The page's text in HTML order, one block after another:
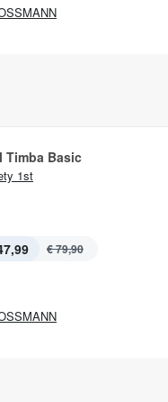
Timba Basic
1st
€ 79,90